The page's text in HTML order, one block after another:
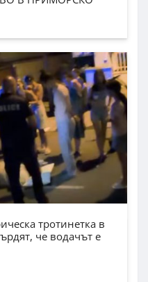
тротинетка в
че водачът е